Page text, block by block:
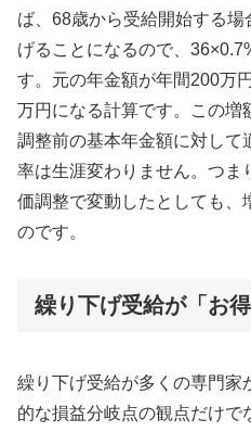
ば、68歳から受給開始する
げることになるので、
す。元の年金額が年間200万
万円になる計算です。この
調整前の基本年金額に対して
率は生涯変わりません。つま
価調整で変動したとしても、
のです。
繰り下げ受給が「お
繰り下げ受給が多くの専門家
的な損益分岐点の観点だけで